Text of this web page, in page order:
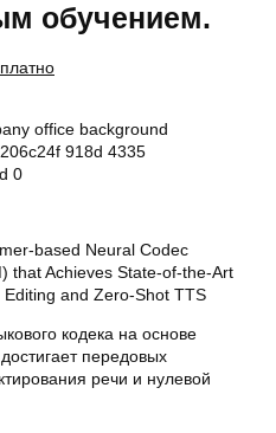
обучением.
кодека на основе
передовых
речи и нулевой